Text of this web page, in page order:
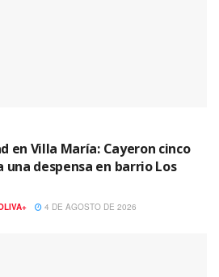
en Villa María: Cayeron cinco
despensa en barrio Los
4 DE AGOSTO DE 2026